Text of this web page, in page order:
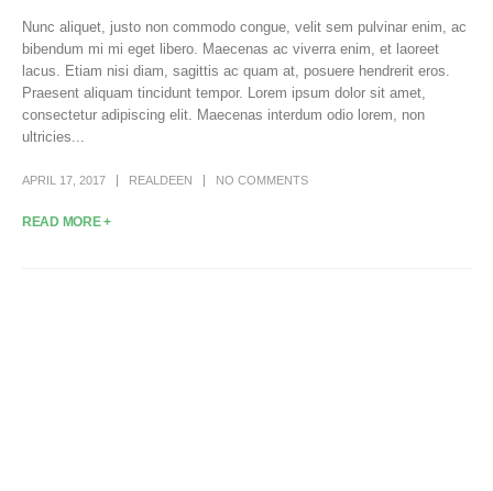
Nunc aliquet, justo non commodo congue, velit sem pulvinar enim, ac
bibendum mi mi eget libero. Maecenas ac viverra enim, et laoreet
lacus. Etiam nisi diam, sagittis ac quam at, posuere hendrerit eros.
Praesent aliquam tincidunt tempor. Lorem ipsum dolor sit amet,
consectetur adipiscing elit. Maecenas interdum odio lorem, non
ultricies...
APRIL 17, 2017 REALDEEN NO COMMENTS
READ MORE +